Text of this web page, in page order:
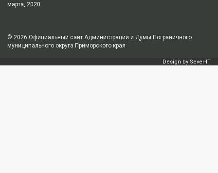
марта, 2020
© 2026 Официальный сайт Администрации и Думы Пограничного
муниципального округа Приморского края
Design by Sever-IT